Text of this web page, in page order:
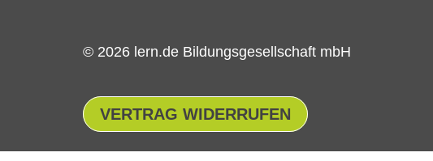
© 2026 lern.de Bildungsgesellschaft mbH
VERTRAG WIDERRUFEN